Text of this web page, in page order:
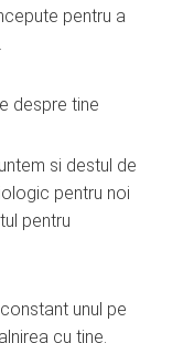
pentru a
despre tine
si destul de
pentru noi
pentru
unul pe
cu tine.